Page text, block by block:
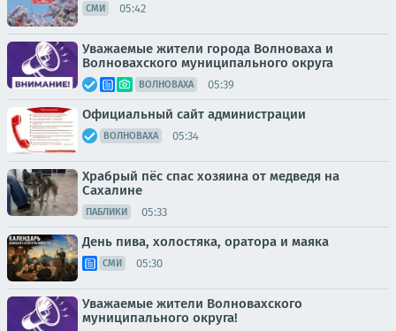
СМИ 05:42
Уважаемые жители города Волноваха и
Волновахского муниципального округа
ВОЛНОВАХА 05:39
Официальный сайт администрации
ВОЛНОВАХА 05:34
Храбрый пёс спас хозяина от медведя на
Сахалине
ПАБЛИКИ 05:33
День пива, холостяка, оратора и маяка
СМИ 05:30
Уважаемые жители Волновахского
муниципального округа!